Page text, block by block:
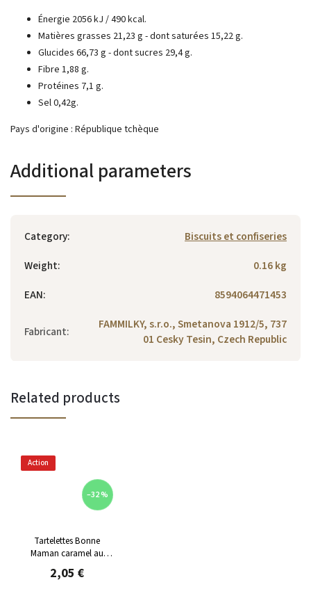
Énergie 2056 kJ / 490 kcal.
Matières grasses 21,23 g - dont saturées 15,22 g.
Glucides 66,73 g - dont sucres 29,4 g.
Fibre 1,88 g.
Protéines 7,1 g.
Sel 0,42g.
Pays d'origine : République tchèque
Additional parameters
Category:
Biscuits et confiseries
Weight:
0.16 kg
EAN: 8594064471453
Fabricant:
FAMMILKY, s.r.o., Smetanova 1912/5, 737
01 Cesky Tesin, Czech Republic
Related products
Action
–32 %
Tartelettes Bonne
Maman caramel au
chocolat au lait et
beurre salé 135 g
2,05 €